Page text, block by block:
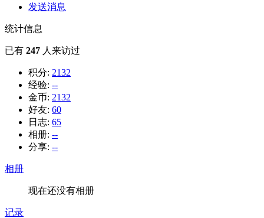
发送消息
统计信息
已有 247 人来访过
积分: 2132
经验: --
金币: 2132
好友: 60
日志: 65
相册: --
分享: --
相册
现在还没有相册
记录